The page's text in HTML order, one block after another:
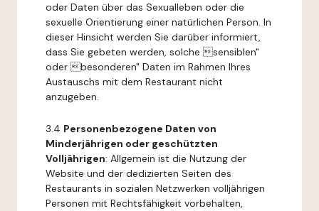
oder Daten über das Sexualleben oder die
sexuelle Orientierung einer natürlichen Person. In
dieser Hinsicht werden Sie darüber informiert,
dass Sie gebeten werden, solche sensiblen"
oder besonderen" Daten im Rahmen Ihres
Austauschs mit dem Restaurant nicht
anzugeben.
3.4 Personenbezogene Daten von
Minderjährigen oder geschützten
Volljährigen: Allgemein ist die Nutzung der
Website und der dedizierten Seiten des
Restaurants in sozialen Netzwerken volljährigen
Personen mit Rechtsfähigkeit vorbehalten,